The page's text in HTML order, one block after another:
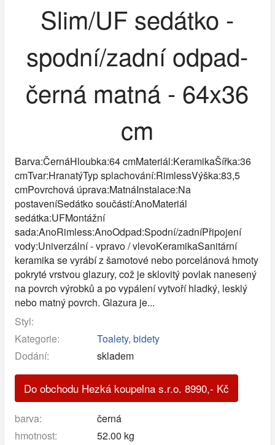
Slim/UF sedátko -
spodní/zadní odpad-
černá matná - 64x36
cm
Barva:ČernáHloubka:64 cmMateriál:KeramikaŠířka:36
cmTvar:HranatýTyp splachování:RimlessVýška:83,5
cmPovrchová úprava:MatnáInstalace:Na
postaveníSedátko součástí:AnoMateriál
sedátka:UFMontážní
sada:AnoRimless:AnoOdpad:Spodní/zadníPřipojení
vody:Univerzální - vpravo / vlevoKeramikaSanitární
keramika se vyrábí z šamotové nebo porcelánová hmoty
pokryté vrstvou glazury, což je sklovitý povlak nanesený
na povrch výrobků a po vypálení vytvoří hladký, lesklý
nebo matný povrch. Glazura je...
Styl:
Kategorie:
Toalety, bidety
Dodání:
skladem
Do obchodu Hezká koupelna s.r.o. 8990,- Kč
barva:
černá
hmotnost:
52.00 kg